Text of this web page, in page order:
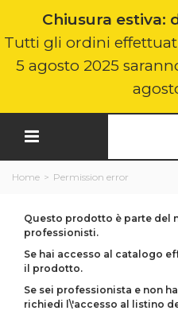
Chiusura estiva:
Tutti gli ordini
5 agosto 2025
Home > Permission error
Questo prodotto è parte del
professionisti.
Se hai accesso al catalogo
il prodotto.
Se sei professionista e non
richiedi l\'accesso al listino